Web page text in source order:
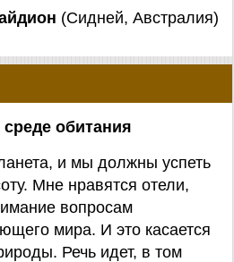
(Сидней, Австралия)
обитания
и мы должны успеть
Мне нравятся отели,
вопросам
мира. И это касается
Речь идет, в том